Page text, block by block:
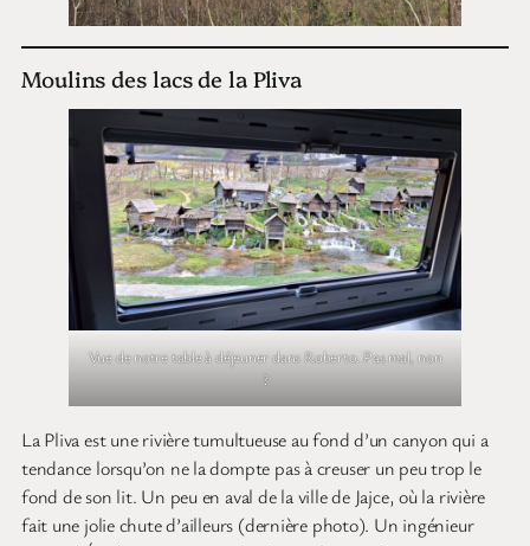
Moulins des lacs de la Pliva
Vue de notre table à déjeuner dans Roberto. Pas mal, non
?
La Pliva est une rivière tumultueuse au fond d’un canyon qui a
tendance lorsqu’on ne la dompte pas à creuser un peu trop le
fond de son lit. Un peu en aval de la ville de Jajce, où la rivière
fait une jolie chute d’ailleurs (dernière photo). Un ingénieur